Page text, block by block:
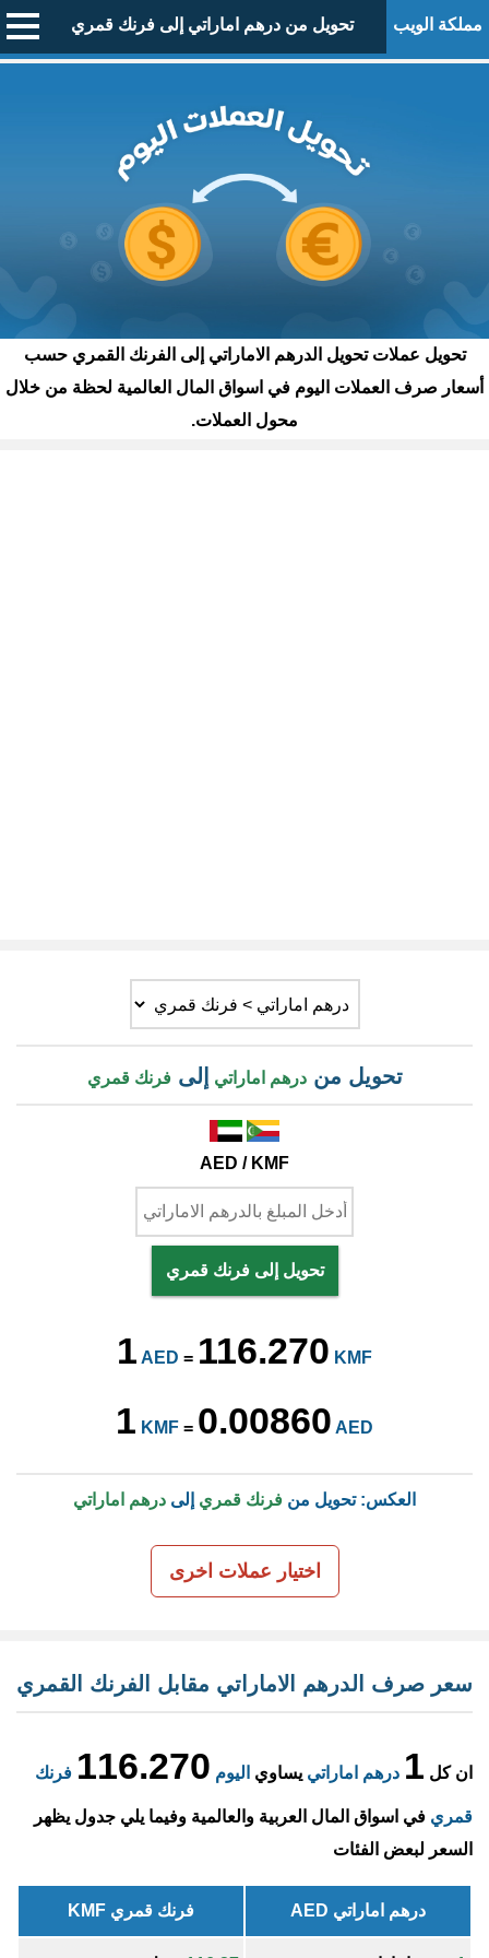
مملكة الويب تحويل من درهم اماراتي إلى فرنك قمري
تحويل عملات تحويل الدرهم الاماراتي إلى الفرنك القمري حسب
أسعار صرف العملات اليوم في اسواق المال العالمية لحظة من خلال
محول العملات.
تحويل مندرهم اماراتي إلىفرنك قمري
AED / KMF
تحويل إلى فرنك قمري
1 AED = 116.270 KMF
1 KMF = 0.00860 AED
العكس: تحويل من فرنك قمري إلى درهم اماراتي
اختيار عملات اخرى
سعر صرف الدرهم الاماراتي مقابل الفرنك القمري
ان كل 1 درهم اماراتي يساوي اليوم 116.270 فرنك
قمري في اسواق المال العربية والعالمية وفيما يلي جدول يظهر
السعر لبعض الفئات
درهم اماراتي AED فرنك قمري KMF